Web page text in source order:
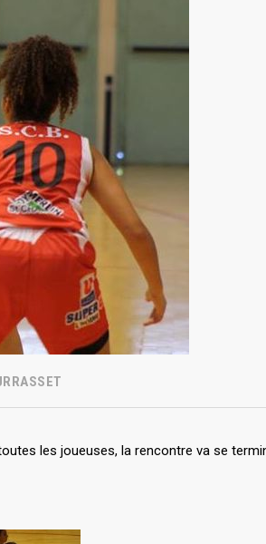
les joueuses, la rencontre va se